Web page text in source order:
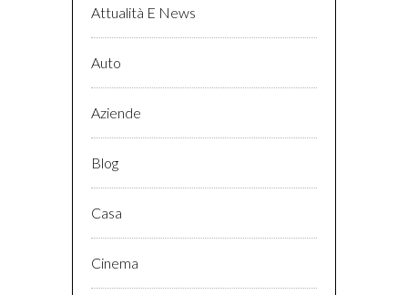
Attualità E News
Auto
Aziende
Blog
Casa
Cinema